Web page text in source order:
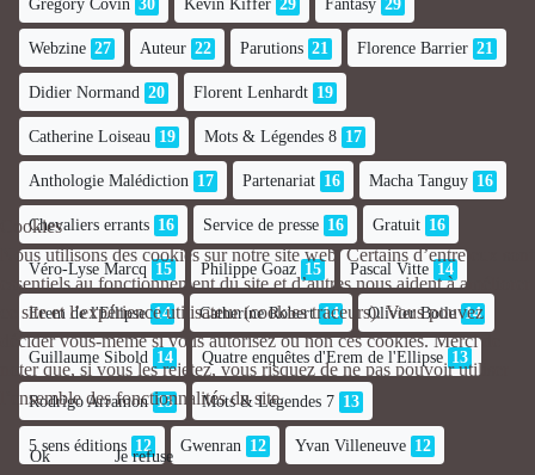
Gregory Covin 30 Kevin Kiffer 29 Fantasy 29
Webzine 27 Auteur 22 Parutions 21 Florence Barrier 21
Didier Normand 20 Florent Lenhardt 19
Catherine Loiseau 19 Mots & Légendes 8 17
Anthologie Malédiction 17 Partenariat 16 Macha Tanguy 16
Chevaliers errants 16 Service de presse 16 Gratuit 16
Véro-Lyse Marcq 15 Philippe Goaz 15 Pascal Vitte 14
Erem de l'Ellipse 14 Catherine Robert 14 Olivier Boile 14
Guillaume Sibold 14 Quatre enquêtes d'Erem de l'Ellipse 13
Rodrigo Arramon 13 Mots & Légendes 7 13
5 sens éditions 12 Gwenran 12 Yvan Villeneuve 12
Cookies
Nous utilisons des cookies sur notre site web. Certains d’entre eux sont
essentiels au fonctionnement du site et d’autres nous aident à améliorer
ce site et l’expérience utilisateur (cookies traceurs). Vous pouvez
décider vous-même si vous autorisez ou non ces cookies. Merci de
noter que, si vous les rejetez, vous risquez de ne pas pouvoir utiliser
l’ensemble des fonctionnalités du site.
Ok Je refuse